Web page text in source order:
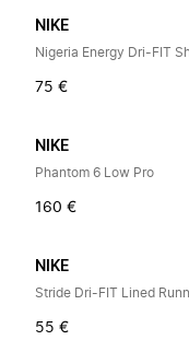
NIKE
75 €
NIKE
Phantom 6 Low Pro
160 €
NIKE
55 €